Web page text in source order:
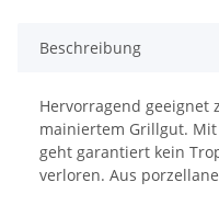
Beschreibung
Hervorragend geeignet
mainiertem Grillgut.
geht garantiert kein
verloren. Aus